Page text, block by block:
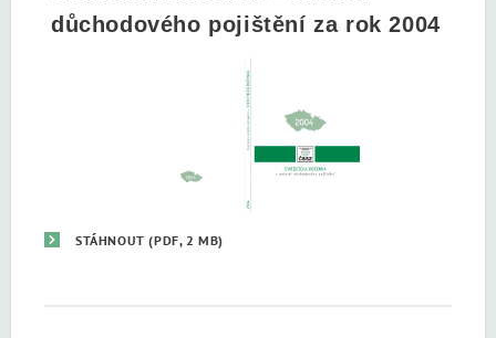
důchodového pojištění za rok 2004
STÁHNOUT(PDF, 2 MB)